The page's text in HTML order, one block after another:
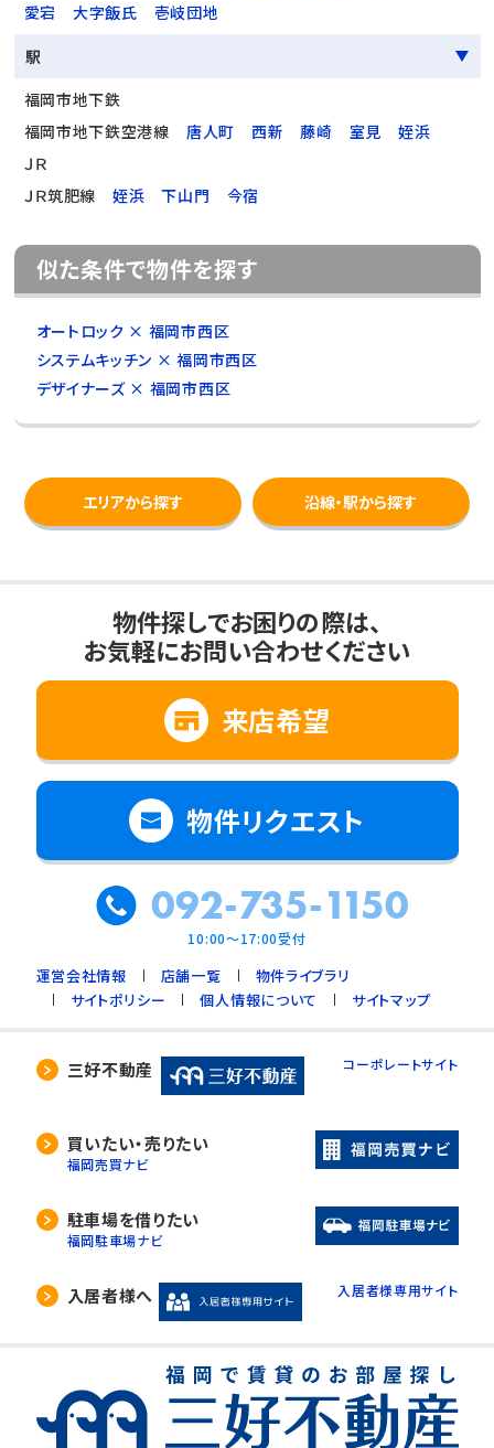
愛宕
大字飯氏
壱岐団地
駅
福岡市地下鉄
福岡市地下鉄空港線
唐人町 西新 藤崎 室見
姪浜
ＪＲ
ＪＲ筑肥線
姪浜 下山門 今宿
似た条件で物件を探す
オートロック × 福岡市西区
システムキッチン × 福岡市西区
デザイナーズ × 福岡市西区
エリアから探す 沿線・駅から探す
物件探しでお困りの際は、
お気軽にお問い合わせください
来店希望
物件リクエスト
092-735-1150
10:00～17:00受付
運営会社情報 店舗一覧
物件ライブラリ
サイトポリシー
個人情報について サイトマップ
三好不動産 コーポレートサイト
買いたい・売りたい
福岡売買ナビ
駐車場を借りたい
福岡駐車場ナビ
入居者様へ 入居者様専用サイト